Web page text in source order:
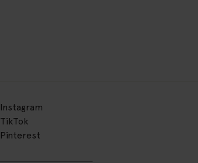
Instagram
TikTok
Pinterest